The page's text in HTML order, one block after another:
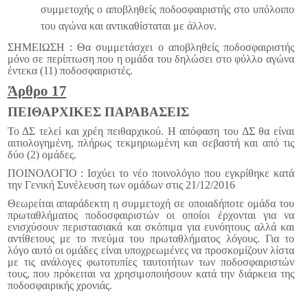
συμμετοχής ο αποβληθείς ποδοσφαιριστής στο υπόλοιπο
του αγώνα και αντικαθίσταται με άλλον.
ΣΗΜΕΙΩΣΗ : Θα συμμετάσχει ο αποβληθείς ποδοσφαιριστής
μόνο σε περίπτωση που η ομάδα του δηλώσει στο φύλλο αγώνα
έντεκα (11) ποδοσφαιριστές.
Άρθρο 17
ΠΕΙΘΑΡΧΙΚΕΣ ΠΑΡΑΒΑΣΕΙΣ
Το ΔΣ τελεί και χρέη πειθαρχικού. Η απόφαση του ΔΣ θα είναι
αιτιολογημένη, πλήρως τεκμηριωμένη και σεβαστή και από τις
δύο (2) ομάδες.
ΠΟΙΝΟΛΟΓΙΟ : Ισχύει το νέο ποινολόγιο που εγκρίθηκε κατά
την Γενική Συνέλευση των ομάδων στις 21/12/2016
Θεωρείται απαράδεκτη η συμμετοχή σε οποιαδήποτε ομάδα του
πρωταθλήματος ποδοσφαιριστών οι οποίοι έρχονται για να
ενισχύσουν περιστασιακά και σκόπιμα για ευνόητους αλλά και
αντίθετους με το πνεύμα του πρωταθλήματος λόγους. Για το
λόγο αυτό οι ομάδες είναι υποχρεωμένες να προσκομίζουν λίστα
με τις ανάλογες φωτοτυπίες ταυτοτήτων των ποδοσφαιριστών
τους, που πρόκειται να χρησιμοποιήσουν κατά την διάρκεια της
ποδοσφαιρικής χρονιάς.